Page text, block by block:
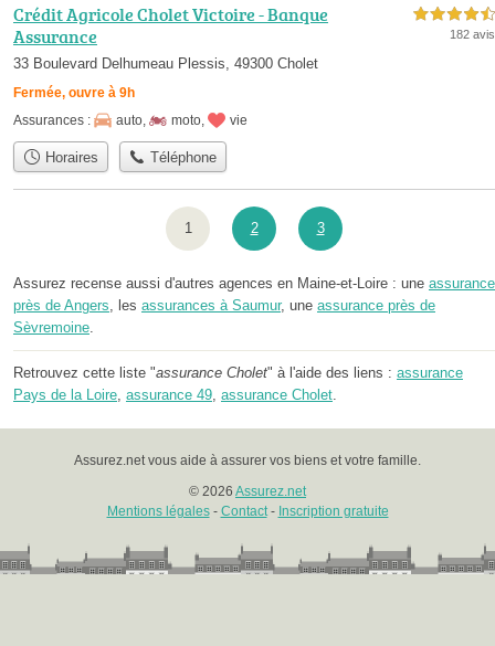
Crédit Agricole Cholet Victoire - Banque
Assurance
33 Boulevard Delhumeau Plessis, 49300 Cholet
Fermée, ouvre à 9h
4,5 étoiles sur 5
182 avis
Assurances : auto moto vie
Horaires Téléphone
1 2 3
Assurez recense aussi d'autres agences en Maine-et-Loire : une assurance
près de Angers , les assurances à Saumur, une assurance près de
Sèvremoine
Retrouvez cette liste "assurance Cholet" à l'aide des liens : assurance
Pays de la Loire assurance 49 assurance Cholet
Assurez.net vous aide à assurer vos biens et votre famille.
© 2026 Assurez.net
Mentions légales- Contact- Inscription gratuite